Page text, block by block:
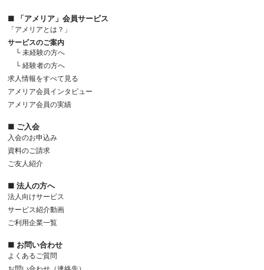
■ 「アメリア」会員サービス
「アメリアとは？」
サービスのご案内
└ 未経験の方へ
└ 経験者の方へ
求人情報をすべて見る
アメリア会員インタビュー
アメリア会員の実績
■ ご入会
入会のお申込み
資料のご請求
ご友人紹介
■ 法人の方へ
法人向けサービス
サービス紹介動画
ご利用企業一覧
■ お問い合わせ
よくあるご質問